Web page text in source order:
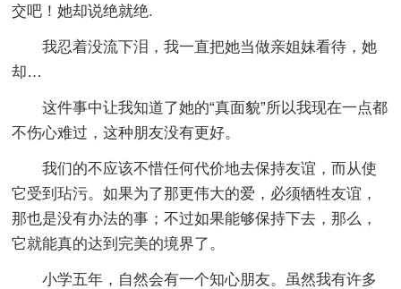
交吧！她却说绝就绝.
我忍着没流下泪，我一直把她当做亲姐妹看待，她
却…
这件事中让我知道了她的“真面貌”所以我现在一点都
不伤心难过，这种朋友没有更好。
我们的不应该不惜任何代价地去保持友谊，而从使
它受到玷污。如果为了那更伟大的爱，必须牺牲友谊，
那也是没有办法的事；不过如果能够保持下去，那么，
它就能真的达到完美的境界了。
小学五年，自然会有一个知心朋友。虽然我有许多